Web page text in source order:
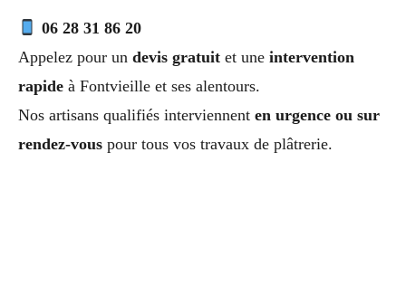
06 28 31 86 20
Appelez pour un devis gratuit et une intervention
rapide à Fontvieille et ses alentours.
Nos artisans qualifiés interviennent en urgence ou sur
rendez-vous pour tous vos travaux de plâtrerie.